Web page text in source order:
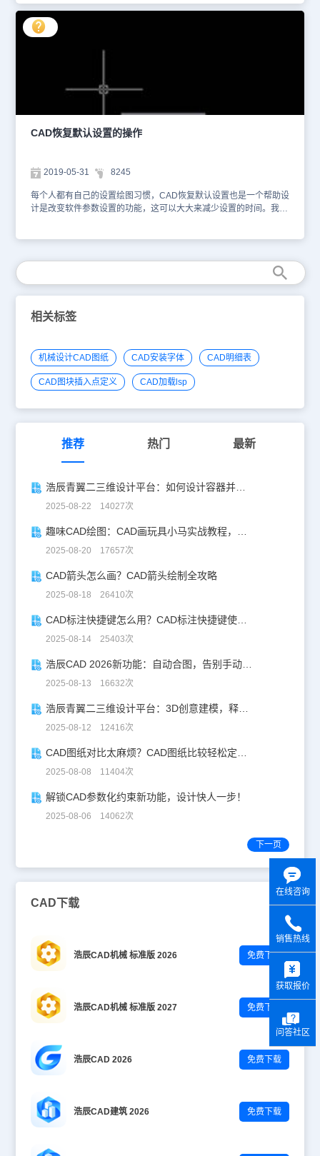
项面板。 然后点击“配置”中的“重置”，点击确认就可以恢复默认设
置。 对于使用习惯与默认很不相同或者使用的电脑可能经常被别人
使用，可以设置好自己喜欢的设置后在选项面板选择“添加到列表”保
存设置，一边下一次的快速恢复到自己最常用的设置。 就像每个人
具栏，设置都“面目全非”了。不仅使用不习惯，更重要的是不知道他
使用回复默认设置，来减少设置的时间。
CAD恢复默认设置的操作
2019-05-31 8245
每个人都有自己的设置绘图习惯，CAD恢复默认设置也是一个帮助设
计是改变软件参数设置的功能，这可以大大来减少设置的时间。我们
相同或者使用的电脑可能经常被别人使用，可以设置好自己喜欢的设
置后在选项面板选择“添加到列表”保存设置，这样以后不管谁偷偷改
变了你的配置你都可以在最短的时间内变回自我。
相关标签
机械设计CAD图纸 CAD安装字体 CAD明细表
CAD图块插入点定义 CAD加载lsp
推荐 热门 最新
浩辰青翼二三维设计平台：如何设计容器并计算其体积
2025-08-22 14027次
趣味CAD绘图：CAD画玩具小马实战教程，附详细步骤与技巧！
2025-08-20 17657次
CAD箭头怎么画？CAD箭头绘制全攻略
2025-08-18 26410次
CAD标注快捷键怎么用？CAD标注快捷键使用教程
2025-08-14 25403次
浩辰CAD 2026新功能：自动合图，告别手动拼图！
2025-08-13 16632次
浩辰青翼二三维设计平台：3D创意建模，释放创意生产力！
2025-08-12 12416次
CAD图纸对比太麻烦？CAD图纸比较轻松定位修改，开启高效设计之旅
2025-08-08 11404次
解锁CAD参数化约束新功能，设计快人一步！
2025-08-06 14062次
下一页
CAD下载
浩辰CAD机械 标准版 2026 免费下载
浩辰CAD机械 标准版 2027 免费下载
浩辰CAD 2026 免费下载
浩辰CAD建筑 2026 免费下载
在线咨询
销售热线
获取报价
问答社区